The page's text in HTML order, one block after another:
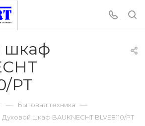
шкаф
PT
— Бытовая техника —
Духовой шкаф BAUKNECHT BLVE8110/PT